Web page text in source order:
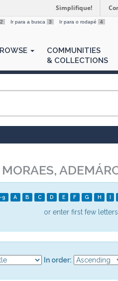
Simplifique!
2 Ir para a busca 3 Ir para o rodapé 4
COMMUNITIES
& COLLECTIONS
9 A B C D E F G H I
or enter first few
In order: